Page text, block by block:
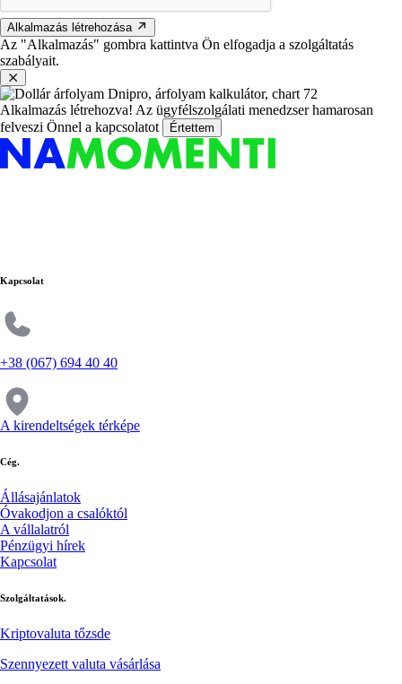
Alkalmazás létrehozása
Az "Alkalmazás" gombra kattintva Ön elfogadja a szolgáltatás
szabályait.
Alkalmazás létrehozva! Az ügyfélszolgálati menedzser hamarosan
felveszi Önnel a kapcsolatot
Értettem
Kapcsolat
+38 (067) 694 40 40
A kirendeltségek térképe
Cég.
Állásajánlatok
Óvakodjon a csalóktól
A vállalatról
Pénzügyi hírek
Kapcsolat
Szolgáltatások.
Kriptovaluta tőzsde
Szennyezett valuta vásárlása